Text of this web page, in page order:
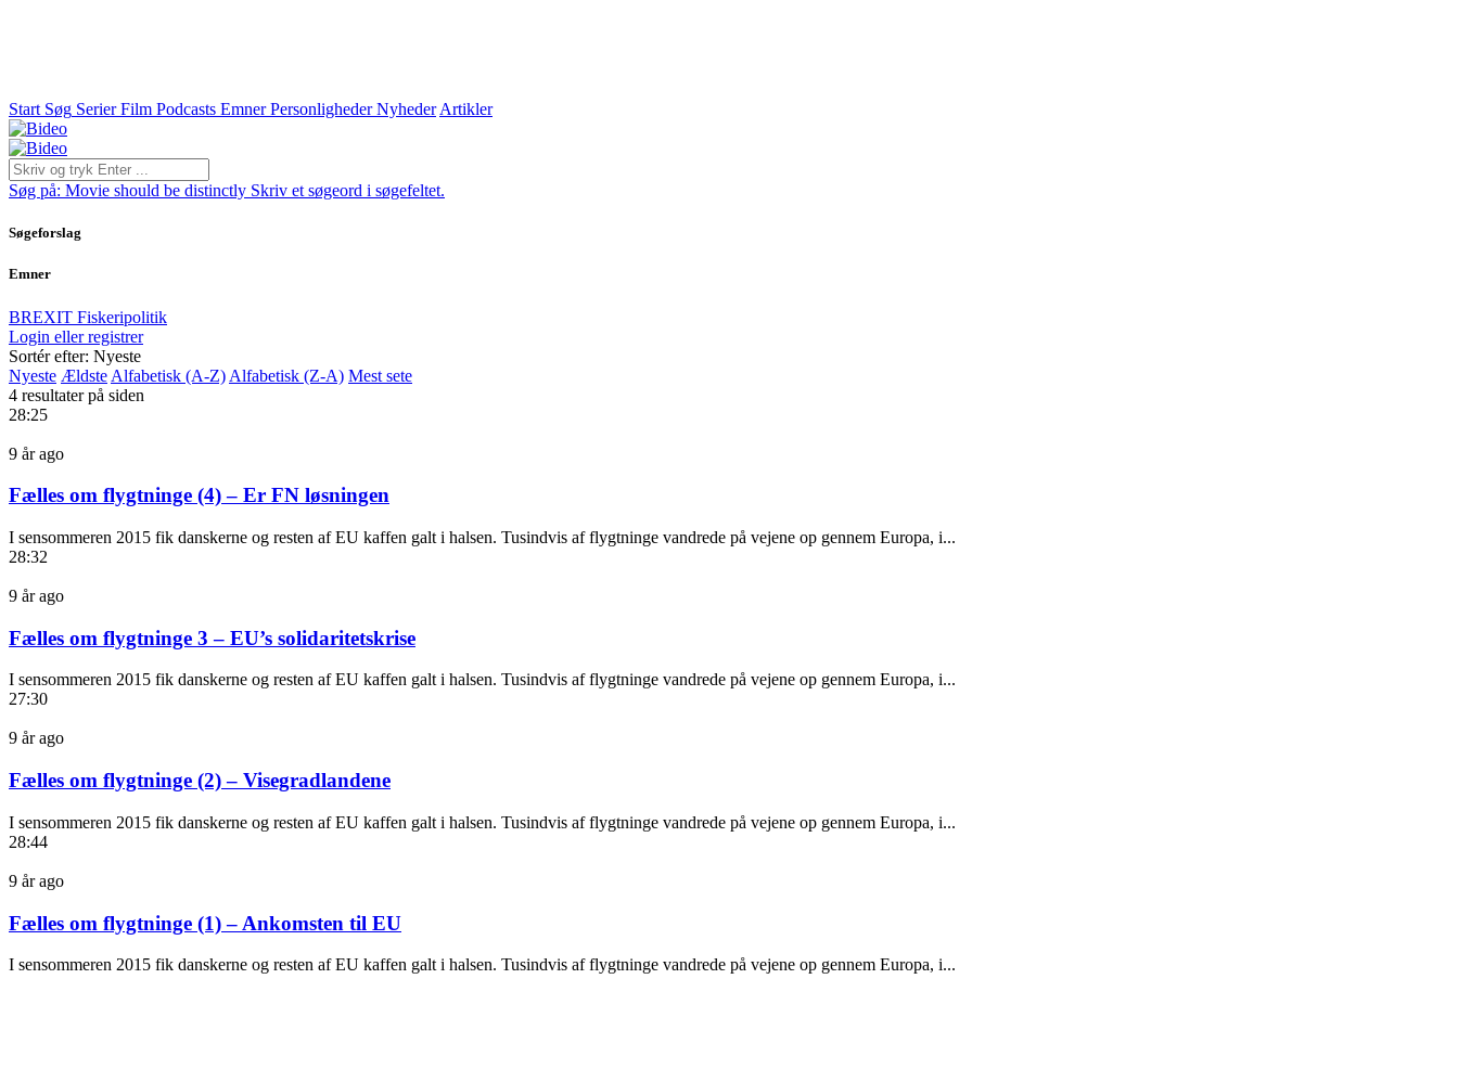
Start Søg Serier Film Podcasts Emner Personligheder Nyheder Artikler
Søg på: Movie should be distinctly Skriv et søgeord i søgefeltet.
Søgeforslag
Emner
BREXIT Fiskeripolitik
Login eller registrer
Sortér efter: Nyeste
Nyeste Ældste Alfabetisk (A-Z) Alfabetisk (Z-A) Mest sete
4 resultater på siden
28:25
9 år ago
Fælles om flygtninge (4) – Er FN løsningen
I sensommeren 2015 fik danskerne og resten af EU kaffen galt i halsen. Tusindvis af flygtninge vandrede på vejene op gennem Europa, i...
28:32
9 år ago
Fælles om flygtninge 3 – EU’s solidaritetskrise
I sensommeren 2015 fik danskerne og resten af EU kaffen galt i halsen. Tusindvis af flygtninge vandrede på vejene op gennem Europa, i...
27:30
9 år ago
Fælles om flygtninge (2) – Visegradlandene
I sensommeren 2015 fik danskerne og resten af EU kaffen galt i halsen. Tusindvis af flygtninge vandrede på vejene op gennem Europa, i...
28:44
9 år ago
Fælles om flygtninge (1) – Ankomsten til EU
I sensommeren 2015 fik danskerne og resten af EU kaffen galt i halsen. Tusindvis af flygtninge vandrede på vejene op gennem Europa, i...